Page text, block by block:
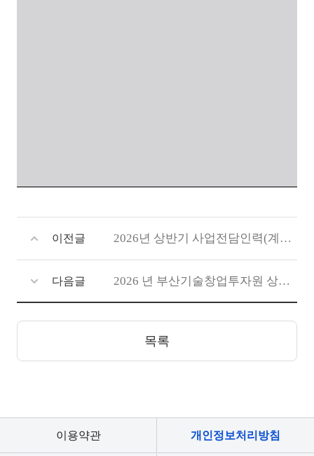
이전글 2026년 상반기 사업전담인력(계약직) 서류전형 결과 및 면접시행계획 공고
다음글 2026 년 부산기술창업투자원 상반기 사업전담 인력 채용 최종합격자 공고
목록
이용약관 개인정보처리방침